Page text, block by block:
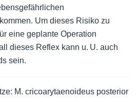
Um dieses Risiko zu
eine geplante Operation
dieses Reflex kann u. U. auch
sein.
M. cricoarytaenoideus posterior